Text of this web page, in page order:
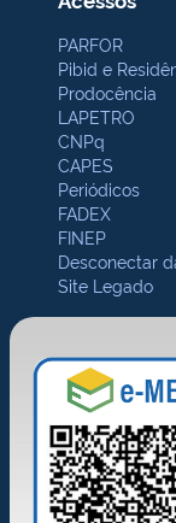
PARFOR
Pibid e
Prodocência
LAPETRO
CNPq
CAPES
Periódicos
FADEX
FINEP
Desconectar
Site Legado